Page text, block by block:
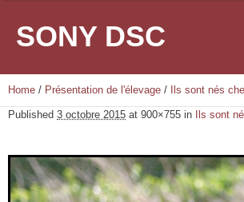
SONY DSC
Home / Présentation de l'élevage / Ils sont nés
Published 3 octobre 2015 at 900×755 in Ils sont